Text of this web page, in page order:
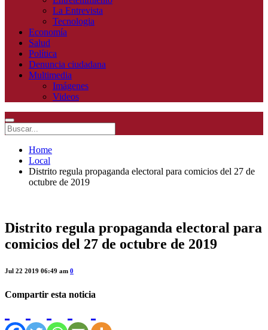
La Entrevista
Tecnologia
Economía
Salud
Política
Denuncia ciudadana
Multimedia
Imágenes
Videos
Home
Local
Distrito regula propaganda electoral para comicios del 27 de
octubre de 2019
Distrito regula propaganda electoral para
comicios del 27 de octubre de 2019
Jul 22 2019 06:49 am 0
Compartir esta noticia